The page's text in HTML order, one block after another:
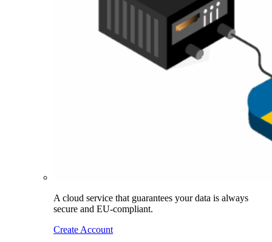
A cloud service that guarantees your data is always
secure and EU-compliant.
Create Account